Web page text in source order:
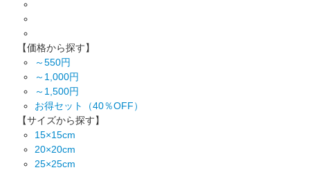
【価格から探す】
～550円
～1,000円
～1,500円
お得セット（40％OFF）
【サイズから探す】
15×15cm
20×20cm
25×25cm